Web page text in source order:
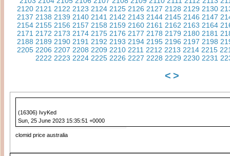
2120 2121 2122 2123 2124 2125 2126 2127 2128 2129 2130
2137 2138 2139 2140 2141 2142 2143 2144 2145 2146 2147
2154 2155 2156 2157 2158 2159 2160 2161 2162 2163 2164
2171 2172 2173 2174 2175 2176 2177 2178 2179 2180 2181
2188 2189 2190 2191 2192 2193 2194 2195 2196 2197 2198
2205 2206 2207 2208 2209 2210 2211 2212 2213 2214 2215
2222 2223 2224 2225 2226 2227 2228 2229 2230 2231
< >
(16306) IvyKed
Sun, 25 June 2023 15:35:51 +0000
clomid price australia